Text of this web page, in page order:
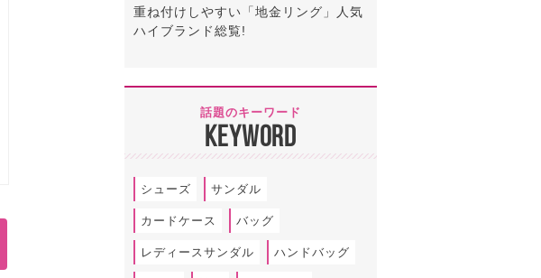
重ね付けしやすい「地金リング」人気
ハイブランド総覧!
話題のキーワード
KEYWORD
シューズ サンダル
カードケース バッグ
レディースサンダル ハンドバッグ